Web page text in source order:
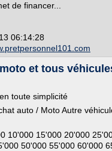
de financer...
06:14:28
et tous
toute simplicité
auto / Moto Autre
10'000 15'000 20'000
50'000 55'000 60'000